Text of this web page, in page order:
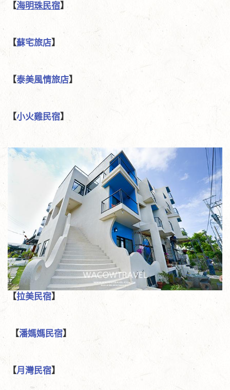
【海明珠民宿】
【蘇宅旅店】
【泰美風情旅店】
【小火雞民宿​】
【拉美民宿】
【潘媽媽民宿】
【月灣民宿】